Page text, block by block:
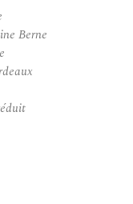
Berne